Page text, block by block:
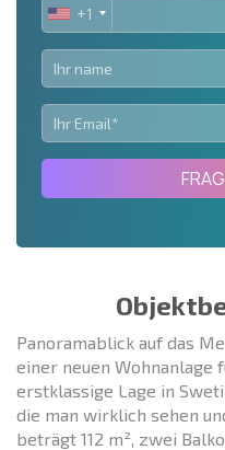
UNITED
STATES
+1
+1
Panoramablick auf das
einer neuen Wohnanlage
erstklassige Lage in
die man wirklich sehen
beträgt 112 m², zwei